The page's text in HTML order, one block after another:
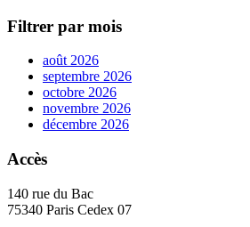
Filtrer par mois
août 2026
septembre 2026
octobre 2026
novembre 2026
décembre 2026
Accès
140 rue du Bac
75340 Paris Cedex 07